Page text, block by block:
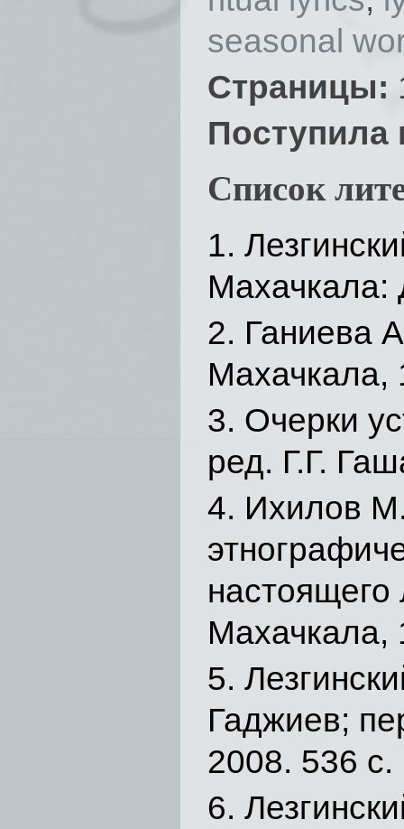
seasonal
Страницы:
Поступила
Список
Махачкала:
Ганиева
Махачкала,
Очерки
ред. Г.Г.
Ихилов
настоящего
Махачкала,
Гаджиев;
2008. 536 с.